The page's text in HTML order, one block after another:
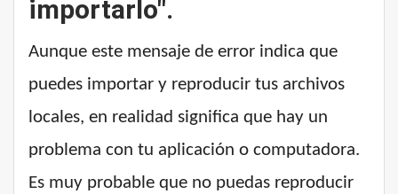
importarlo".
Aunque este mensaje de error indica que
puedes importar y reproducir tus archivos
locales, en realidad significa que hay un
problema con tu aplicación o computadora.
Es muy probable que no puedas reproducir